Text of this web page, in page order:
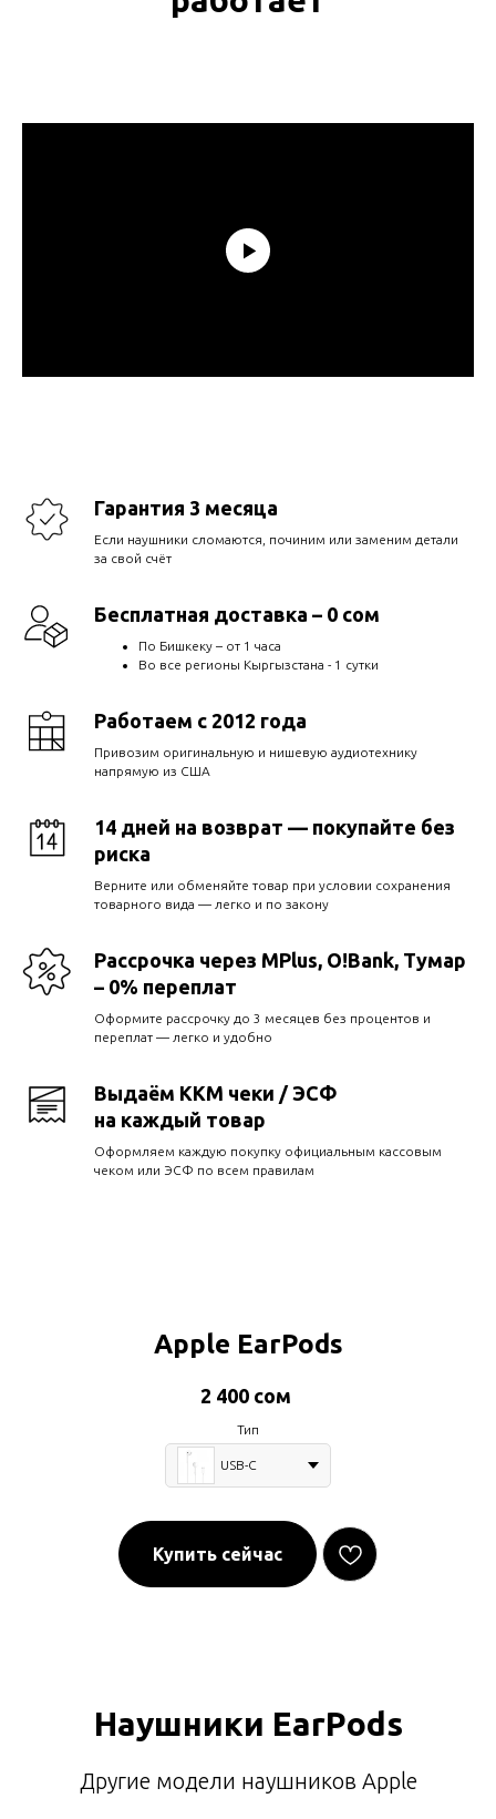
Гарантия 3 месяца
Если наушники сломаются, починим или заменим детали
за свой счёт
Бесплатная доставка – 0 сом
По Бишкеку – от 1 часа
Во все регионы Кыргызстана - 1 сутки
Работаем с 2012 года
Привозим оригинальную и нишевую аудиотехнику
напрямую из США
14 дней на возврат — покупайте без
риска
Верните или обменяйте товар при условии сохранения
товарного вида — легко и по закону
Рассрочка через MPlus, O!Bank, Тумар
– 0% переплат
Оформите рассрочку до 3 месяцев без процентов и
переплат — легко и удобно
Выдаём ККМ чеки / ЭСФ
на каждый товар
Оформляем каждую покупку официальным кассовым
чеком или ЭСФ по всем правилам
Apple EarPods
2 400 сом
Тип
USB-C
Купить сейчас
Наушники EarPods
Другие модели наушников Apple